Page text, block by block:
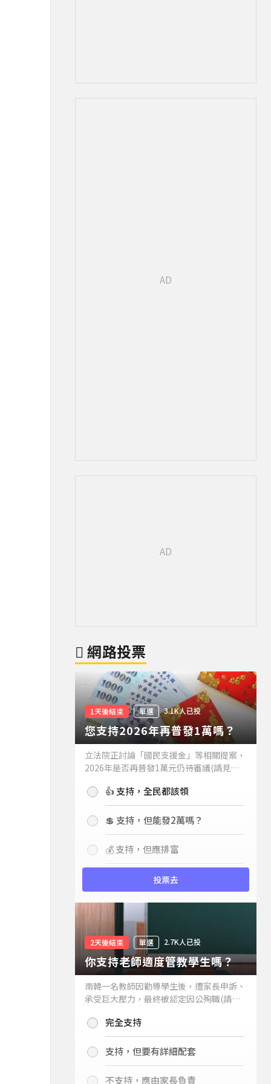
網路投票
1天後結束 單選 3.1K人已投
您支持2026年再普發1萬嗎？
立法院正討論「國民支援金」等相關提案，
2026年是否再普發1萬元仍待審議(請見下
持嗎？👍 支持，全民都該領
💲 支持，但能發2萬嗎？
💰 支持，但應排富
投票去
2天後結束 單選 2.7K人已投
你支持老師適度管教學生嗎？
南韓一名教師因勸導學生後，遭家長申訴、
承受巨大壓力，最終被認定因公殉職(請見
你支持老師適度管教學生嗎？
完全支持
支持，但要有詳細配套
不支持，應由家長負責